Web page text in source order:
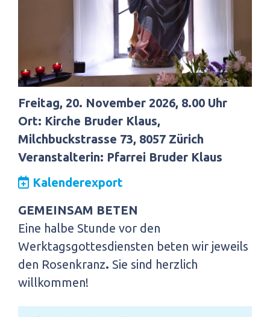
Freitag, 20. November 2026, 8.00 Uhr
Ort: Kirche Bruder Klaus,
Milchbuckstrasse 73, 8057 Zürich
Veranstalterin: Pfarrei Bruder Klaus
Kalenderexport
GEMEINSAM BETEN
Eine halbe Stunde vor den
Werktagsgottesdiensten beten wir jeweils
den Rosenkranz. Sie sind herzlich
willkommen!